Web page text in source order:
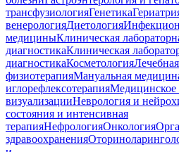
трансфузиологияГенетика
венерологияДиетология
медициныКлиническая
диагностикаКлиническая
диагностикаКосметология
физиотерапияМануальная
иглорефлексотерапияМедицинское
визуализацииНеврология и
состояния и интенсивная
терапияНефрологияОнкология
здравоохранения